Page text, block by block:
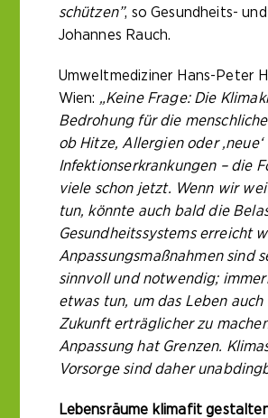
schützen”, so Gesundheits-
Johannes Rauch.
Umweltmediziner Hans-Peter
Wien: „Keine Frage: Die
Bedrohung für die
ob Hitze, Allergien oder ‚neue‘
Infektionserkrankungen – die
viele schon jetzt. Wenn wir
tun, könnte auch bald die
Gesundheitssystems erreicht
Anpassungsmaßnahmen sind
sinnvoll und notwendig;
etwas tun, um das Leben
Zukunft erträglicher zu
Anpassung hat Grenzen.
Vorsorge sind daher
Lebensräume klimafit